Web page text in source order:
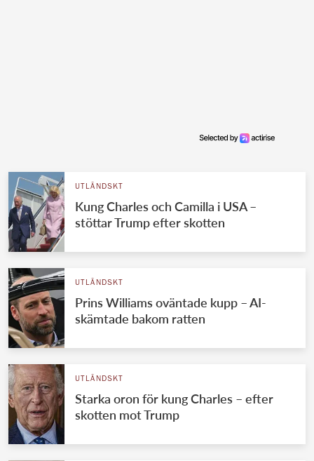
UTLÄNDSKT
Kung Charles och Camilla i USA –
stöttar Trump efter skotten
UTLÄNDSKT
Prins Williams oväntade kupp – AI-
skämtade bakom ratten
UTLÄNDSKT
Starka oron för kung Charles – efter
skotten mot Trump